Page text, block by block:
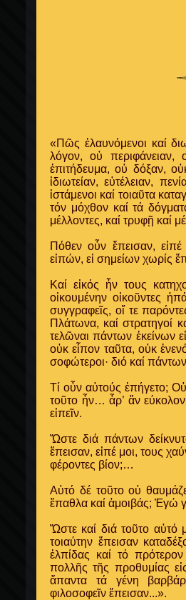
«Πῶς ἐλαυνόμενοι καί
λόγον, οὐ
ἐπιτήδευμα, οὐ δόξαν,
ἰδιωτείαν, εὐτέλειαν,
ἱστάμενοι καί τοιαῦτα
τόν μόχθον καί τά
μέλλοντες, καί τρυφῇ καί
Πόθεν οὖν ἔπεισαν,
εἰπών, εἰ σημείων χωρίς
Καί εἰκός ἦν τους
οἰκουμένην οἰκοῦντες
συγγραφεῖς, οἵ τε
Πλάτωνα, καί στρατηγοί
τελῶναι πάντων ἐκείνων
οὐκ εἶπον ταῦτα, οὐκ
σοφώτεροι· διό καί
Τί οὖν αὐτούς ἐπήγετο;
τοῦτο ἦν… ἆρ’ ἄν εύκολον
εἰπεῖν.
Ὥστε διά πάντων
ἔπεισαν, εἰπέ μοι, τους
φέροντες βίον;…
Αὐτό δέ τοῦτο οὐ
ἔπαθλα καί ἀμοιβάς; Ἐγώ
Ὤστε καί διά τοῦτο αὐτό
τοιαύτην ἔπεισαν
ἐλπίδας καί τό
πολλῆς τῆς προθυμίας
ἅπαντα τά γένη
φιλοσοφεῖν ἔπεισαν...».